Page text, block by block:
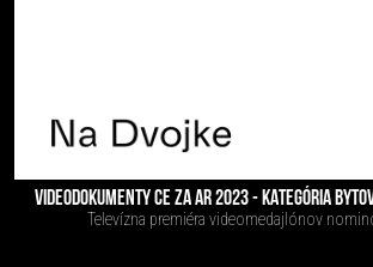
VIDEODOKUMENTY CE ZA AR 2023 - KATEGÓRIA
Televízna premiéra videomedajlónov